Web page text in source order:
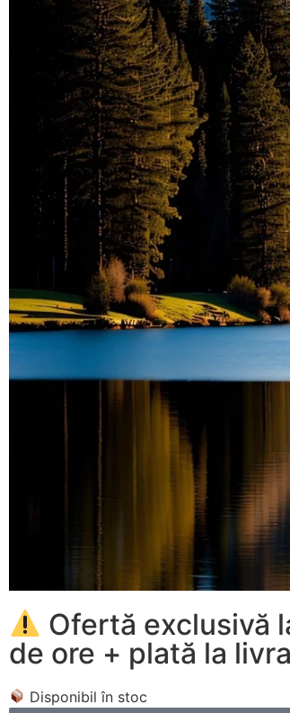
Ofertă exclusivă
de ore + plată la
Disponibil în stoc